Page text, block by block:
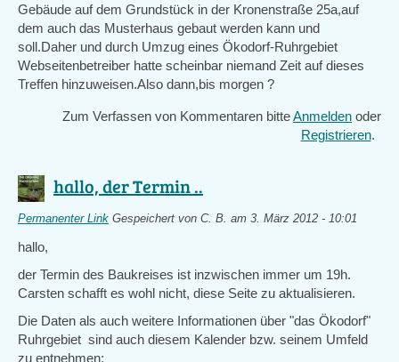
Gebäude auf dem Grundstück in der Kronenstraße 25a,auf
dem auch das Musterhaus gebaut werden kann und
soll.Daher und durch Umzug eines Ökodorf-Ruhrgebiet
Webseitenbetreiber hatte scheinbar niemand Zeit auf dieses
Treffen hinzuweisen.Also dann,bis morgen ?
Zum Verfassen von Kommentaren bitteAnmelden oder
Registrieren.
hallo, der Termin ..
Permanenter Link Gespeichert von C. B. am 3. März 2012 - 10:01
hallo,
der Termin des Baukreises ist inzwischen immer um 19h.
Carsten schafft es wohl nicht, diese Seite zu aktualisieren.
Die Daten als auch weitere Informationen über "das Ökodorf"
Ruhrgebiet sind auch diesem Kalender bzw. seinem Umfeld
zu entnehmen: